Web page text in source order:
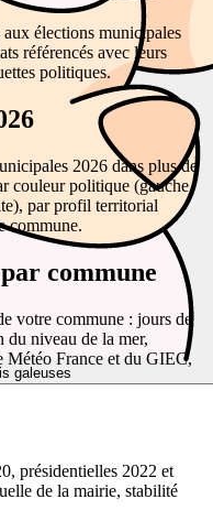
galeuses
élections municipales
référencés avec leurs
politiques.
2026 dans plus de
couleur politique (gauche,
par profil territorial
commune.
commune
votre commune : jours de
du niveau de la mer,
Météo France et du GIEC,
présidentielles 2022 et
de la mairie, stabilité